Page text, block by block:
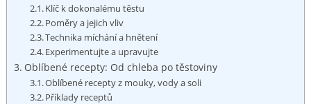
Klíč k dokonalému těstu
Poměry a jejich vliv
Technika míchání a hnětení
Experimentujte a upravujte
Oblíbené recepty: Od chleba po těstoviny
Oblíbené recepty z mouky, vody a soli
Příklady receptů